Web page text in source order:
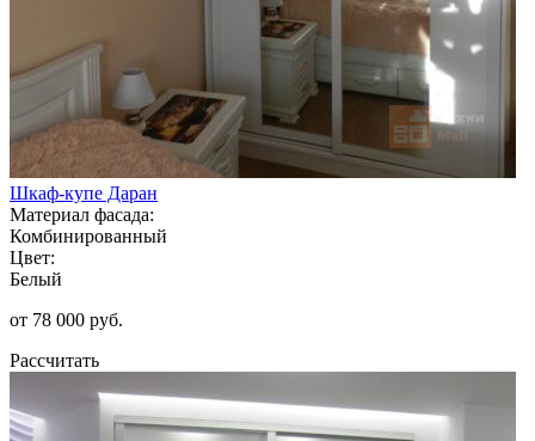
Шкаф-купе Даран
Материал фасада:
Комбинированный
Цвет:
Белый
от 78 000 руб.
Рассчитать